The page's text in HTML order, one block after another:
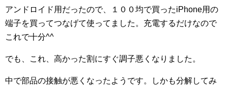
アンドロイド用だったので、１００均で買ったiPhone用の
端子を買ってつなげて使ってました。充電するだけなので
これで十分^^
でも、これ、高かった割にすぐ調子悪くなりました。
中で部品の接触が悪くなったようです。しかも分解してみ